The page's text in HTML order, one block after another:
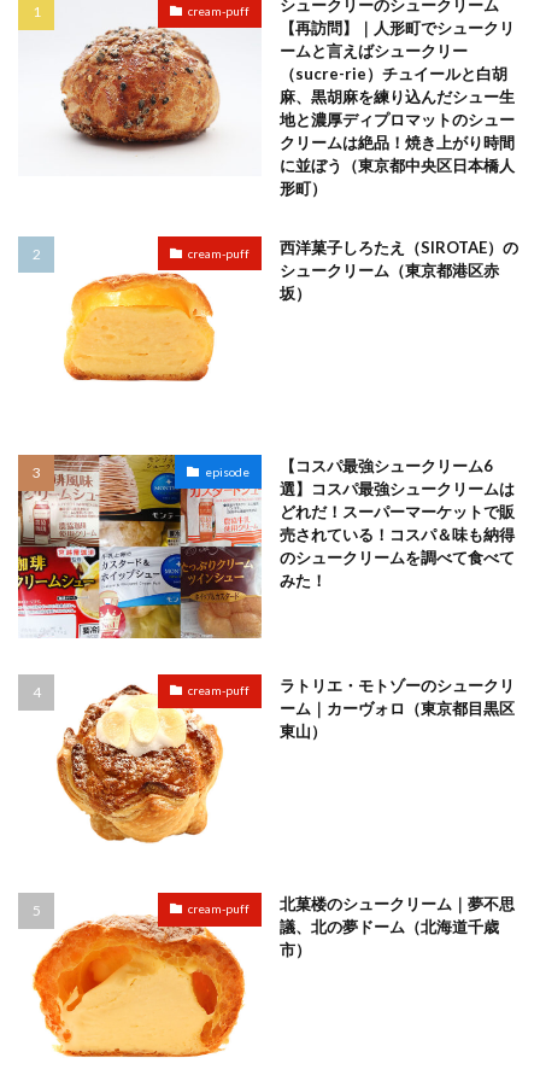
cream-puff
シュークリーのシュークリーム
【再訪問】｜人形町でシュークリ
ームと言えばシュークリー
（sucre-rie）チュイールと白胡
麻、黒胡麻を練り込んだシュー生
地と濃厚ディプロマットのシュー
クリームは絶品！焼き上がり時間
に並ぼう（東京都中央区日本橋人
形町）
cream-puff
西洋菓子しろたえ（SIROTAE）の
シュークリーム（東京都港区赤
坂）
episode
【コスパ最強シュークリーム6
選】コスパ最強シュークリームは
どれだ！スーパーマーケットで販
売されている！コスパ＆味も納得
のシュークリームを調べて食べて
みた！
cream-puff
ラトリエ・モトゾーのシュークリ
ーム｜カーヴォロ（東京都目黒区
東山）
cream-puff
北菓楼のシュークリーム｜夢不思
議、北の夢ドーム（北海道千歳
市）